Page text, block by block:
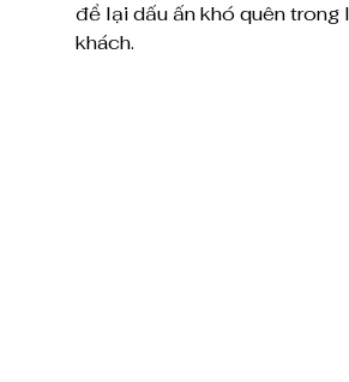
để lại dấu ấn khó quên trong
khách.